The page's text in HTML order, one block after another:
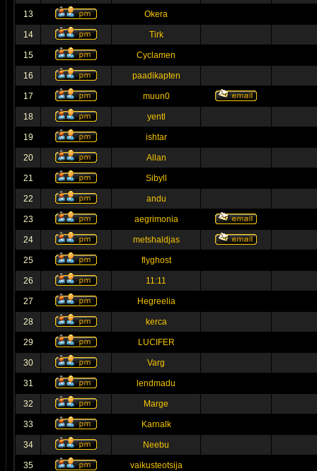
13 Okera
14 Tirk
15 Cyclamen
16 paadikapten
17 muun0
18 yentl
19 ishtar
20 Allan
21 Sibyll
22 andu
23 aegrimonia
24 metshaldjas
25 flyghost
26 11:11
27 Hegreelia
28 kerca
29 LUCIFER
30 Varg
31 lendmadu
32 Marge
33 Karnalk
34 Neebu
35 vaikusteotsija